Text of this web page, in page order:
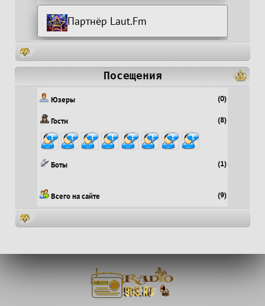
Партнёр Laut.Fm
Посещения
Юзеры (0)
Гости (8)
Боты (1)
Всего на сайте (9)